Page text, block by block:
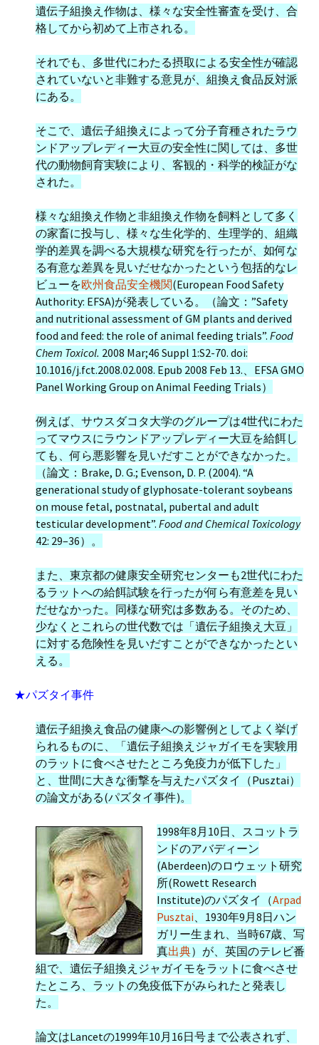
遺伝子組換え作物は、様々な安全性審査を受け、合
格してから初めて上市される。
それでも、多世代にわたる摂取による安全性が確認
されていないと非難する意見が、組換え食品反対派
にある。
そこで、遺伝子組換えによって分子育種されたラウ
ンドアップレディー大豆の安全性に関しては、多世
代の動物飼育実験により、客観的・科学的検証がな
された。
様々な組換え作物と非組換え作物を飼料として多く
の家畜に投与し、様々な生化学的、生理学的、組織
学的差異を調べる大規模な研究を行ったが、如何な
る有意な差異を見いだせなかったという包括的なレ
ビューを欧州食品安全機関(European Food Safety
Authority: EFSA)が発表している。（論文：”Safety
and nutritional assessment of GM plants and derived
food and feed: the role of animal feeding trials”. Food
Chem Toxicol. 2008 Mar;46 Suppl 1:S2-70. doi:
10.1016/j.fct.2008.02.008. Epub 2008 Feb 13.、EFSA GMO
Panel Working Group on Animal Feeding Trials）
例えば、サウスダコタ大学のグループは4世代にわた
ってマウスにラウンドアップレディー大豆を給餌し
ても、何ら悪影響を見いだすことができなかった。
（論文：Brake, D. G.; Evenson, D. P. (2004). “A
generational study of glyphosate-tolerant soybeans
on mouse fetal, postnatal, pubertal and adult
testicular development”. Food and Chemical Toxicology
42: 29–36）。
また、東京都の健康安全研究センターも2世代にわた
るラットへの給餌試験を行ったが何ら有意差を見い
だせなかった。同様な研究は多数ある。そのため、
少なくとこれらの世代数では「遺伝子組換え大豆」
に対する危険性を見いだすことができなかったとい
える。
★パズタイ事件
遺伝子組換え食品の健康への影響例としてよく挙げ
られるものに、「遺伝子組換えジャガイモを実験用
のラットに食べさせたところ免疫力が低下した」
と、世間に大きな衝撃を与えたパズタイ（Pusztai）
の論文がある(パズタイ事件)。
1998年8月10日、スコットラ
ンドのアバディーン
(Aberdeen)のロウェット研究
所(Rowett Research
Institute)のパズタイ（Arpad
Pusztai、1930年9月8日ハン
ガリー生まれ、当時67歳、写
真出典）が、英国のテレビ番
組で、遺伝子組換えジャガイモをラットに食べさせ
たところ、ラットの免疫低下がみられたと発表し
た。
論文はLancetの1999年10月16日号まで公表されず、